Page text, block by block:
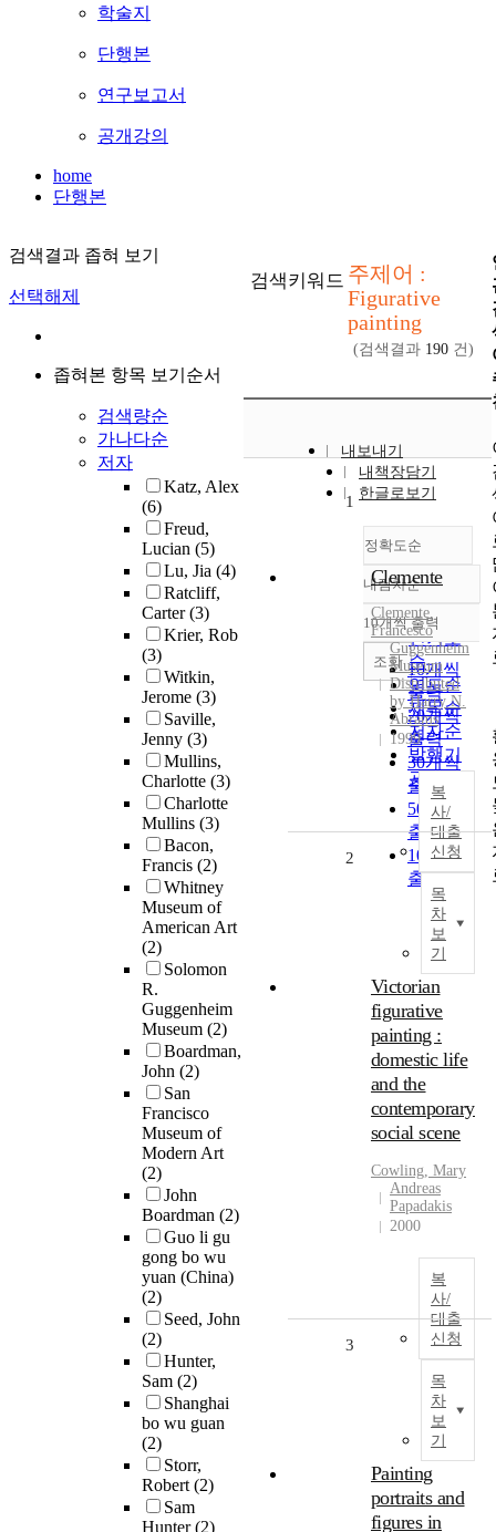
학술지
단행본
연구보고서
공개강의
home
단행본
검색결과 좁혀 보기
선택해제
좁혀본 항목 보기순서
검색량순
가나다순
저자
Katz, Alex
(6)
Freud,
Lucian (5)
Lu, Jia (4)
Ratcliff,
Carter(3)
Krier, Rob
(3)
Witkin,
Jerome (3)
Saville,
Jenny (3)
Mullins,
Charlotte (3)
Charlotte
Mullins (3)
Bacon,
Francis (2)
Whitney
Museum of
American Art
(2)
Solomon
R.
Guggenheim
Museum (2)
Boardman,
John (2)
San
Francisco
Museum of
Modern Art
(2)
John
Boardman (2)
Guo li gu
gong bo wu
yuan (China)
(2)
Seed, John
(2)
Hunter,
Sam (2)
Shanghai
bo wu guan
(2)
Storr,
Robert(2)
Sam
Hunter(2)
검색키워드 주제어 :
Figurative
painting
(검색결과 190 건)
내보내기
내책장담기
한글로보기
정확도순
정확도
순
인기도
순
연도순
제목순
저자순
발행기
관순
내림차순
내림차순
10개씩 출력
10개씩
출력
20개씩
출력
30개씩
출력
50개씩
출력
100개씩
출력
조회
1
Clemente
Clemente,
Francesco
Guggenheim
Museum
Distributed
by Harry N.
Abrams
1999
복
사/
대출
신청
목
차
보
기
2
Victorian
figurative
painting :
domestic life
and the
contemporary
social scene
Cowling, Mary
Andreas
Papadakis
2000
복
사/
대출
신청
목
차
보
기
3
Painting
portraits and
figures in